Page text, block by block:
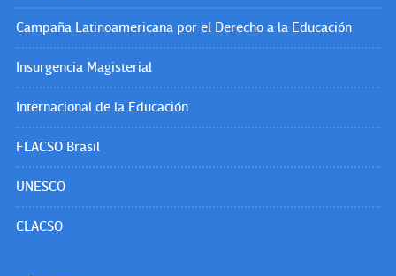
Campaña Latinoamericana por el Derecho a la Educación
Insurgencia Magisterial
Internacional de la Educación
FLACSO Brasil
UNESCO
CLACSO